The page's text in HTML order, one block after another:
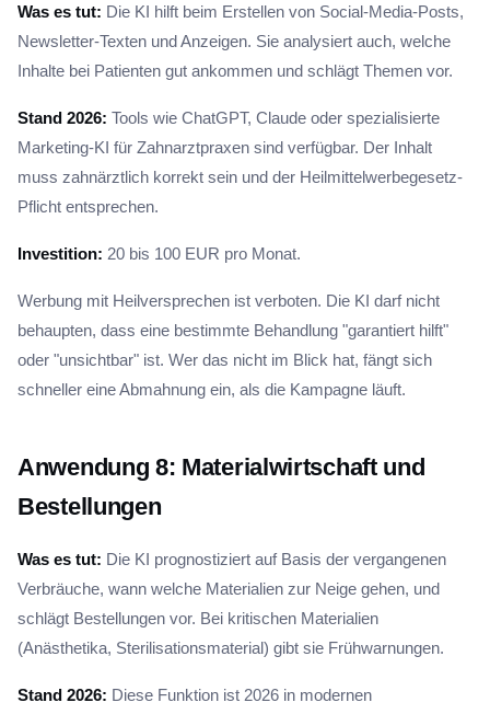
Was es tut: Die KI hilft beim Erstellen von Social-Media-Posts,
Newsletter-Texten und Anzeigen. Sie analysiert auch, welche
Inhalte bei Patienten gut ankommen und schlägt Themen vor.
Stand 2026: Tools wie ChatGPT, Claude oder spezialisierte
Marketing-KI für Zahnarztpraxen sind verfügbar. Der Inhalt
muss zahnärztlich korrekt sein und der Heilmittelwerbegesetz-
Pflicht entsprechen.
Investition: 20 bis 100 EUR pro Monat.
Werbung mit Heilversprechen ist verboten. Die KI darf nicht
behaupten, dass eine bestimmte Behandlung "garantiert hilft"
oder "unsichtbar" ist. Wer das nicht im Blick hat, fängt sich
schneller eine Abmahnung ein, als die Kampagne läuft.
Anwendung 8: Materialwirtschaft und
Bestellungen
Was es tut: Die KI prognostiziert auf Basis der vergangenen
Verbräuche, wann welche Materialien zur Neige gehen, und
schlägt Bestellungen vor. Bei kritischen Materialien
(Anästhetika, Sterilisationsmaterial) gibt sie Frühwarnungen.
Stand 2026: Diese Funktion ist 2026 in modernen